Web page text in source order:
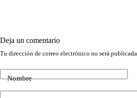
Deja un comentario
Tu dirección de correo electrónico no será publicada.
Nombre